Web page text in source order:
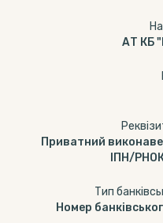
АТ КБ
Приватний
ІПН/
Тип
Номер